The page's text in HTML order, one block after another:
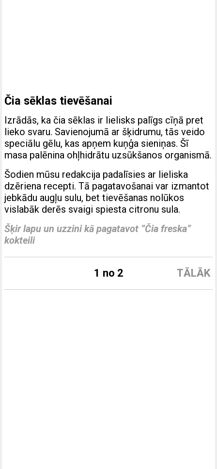
Čia sēklas tievēšanai
Izrādās, ka čia sēklas ir lielisks palīgs cīņā pret
lieko svaru. Savienojumā ar šķidrumu, tās veido
speciālu gēlu, kas apņem kuņģa sieniņas. Šī
masa palēnina ohļhidrātu uzsūkšanos organismā.
Šodien mūsu redakcija padalīsies ar lieliska
dzēriena recepti. Tā pagatavošanai var izmantot
jebkādu augļu sulu, bet tievēšanas nolūkos
vislabāk derēs svaigi spiesta citronu sula.
Šķir lapu un uzzini kā pagatavot ”Čia freska”
kokteili
TĀLĀK
1 no 2